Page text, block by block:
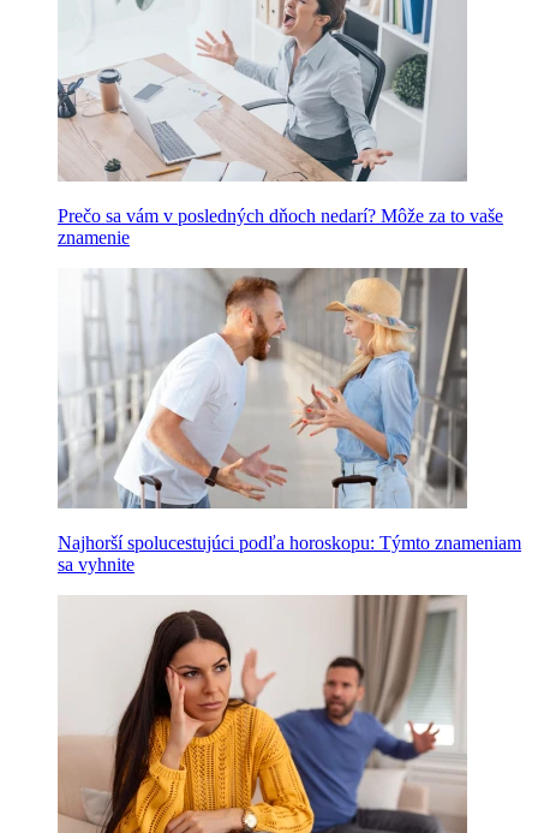
Prečo sa vám v posledných dňoch nedarí? Môže za to vaše
znamenie
Najhorší spolucestujúci podľa horoskopu: Týmto znameniam
sa vyhnite